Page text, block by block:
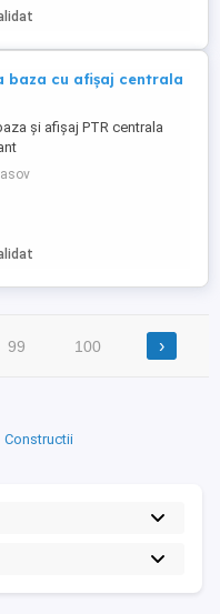
personala in Bucuresti.
baza cu afișaj centrala
și afișaj PTR centrala
99 100 ›
Constructii